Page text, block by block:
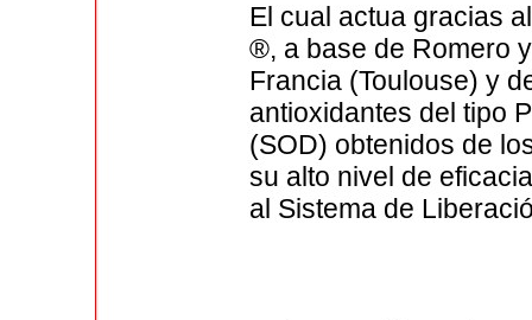
El cual actua gracias
®, a base de Romero
Francia (Toulouse) y
antioxidantes del tipo
(SOD) obtenidos de
su alto nivel de
al Sistema de